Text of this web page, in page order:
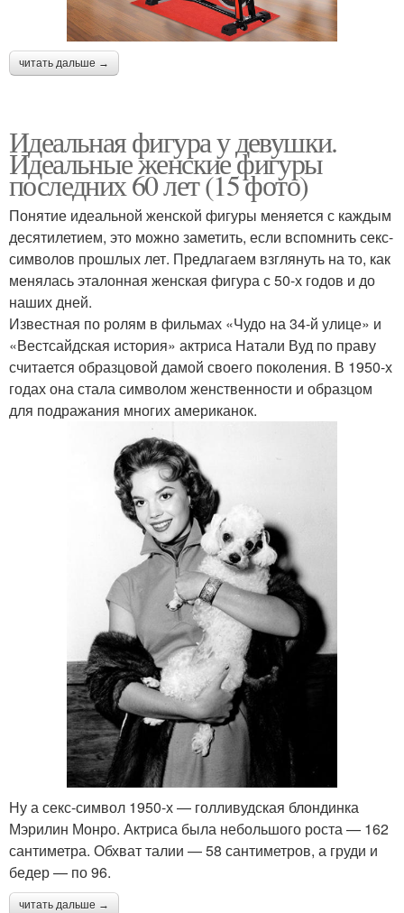
читать дальше →
Идеальная фигура у девушки.
Идеальные женские фигуры
последних 60 лет (15 фото)
Понятие идеальной женской фигуры меняется с каждым
десятилетием, это можно заметить, если вспомнить секс-
символов прошлых лет. Предлагаем взглянуть на то, как
менялась эталонная женская фигура с 50-х годов и до
наших дней.
Известная по ролям в фильмах «Чудо на 34-й улице» и
«Вестсайдская история» актриса Натали Вуд по праву
считается образцовой дамой своего поколения. В 1950-х
годах она стала символом женственности и образцом
для подражания многих американок.
Ну а секс-символ 1950-х — голливудская блондинка
Мэрилин Монро. Актриса была небольшого роста — 162
сантиметра. Обхват талии — 58 сантиметров, а груди и
бедер — по 96.
читать дальше →